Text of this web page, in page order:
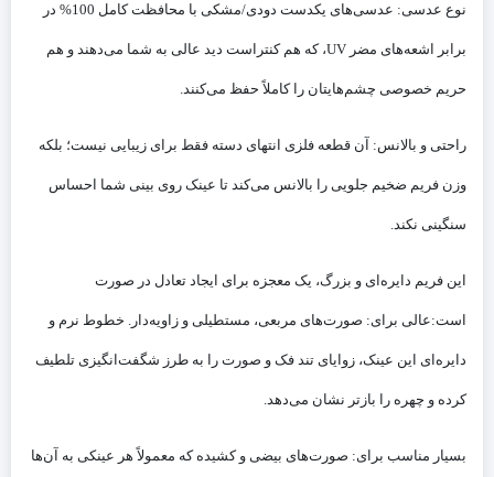
نوع عدسی: عدسی‌های یکدست دودی/مشکی با محافظت کامل 100% در
برابر اشعه‌های مضر UV، که هم کنتراست دید عالی به شما می‌دهند و هم
حریم خصوصی چشم‌هایتان را کاملاً حفظ می‌کنند.
راحتی و بالانس: آن قطعه فلزی انتهای دسته فقط برای زیبایی نیست؛ بلکه
وزن فریم ضخیم جلویی را بالانس می‌کند تا عینک روی بینی شما احساس
سنگینی نکند.
این فریم دایره‌ای و بزرگ، یک معجزه برای ایجاد تعادل در صورت
است:عالی برای: صورت‌های مربعی، مستطیلی و زاویه‌دار. خطوط نرم و
دایره‌ای این عینک، زوایای تند فک و صورت را به طرز شگفت‌انگیزی تلطیف
کرده و چهره را بازتر نشان می‌دهد.
بسیار مناسب برای: صورت‌های بیضی و کشیده که معمولاً هر عینکی به آن‌ها